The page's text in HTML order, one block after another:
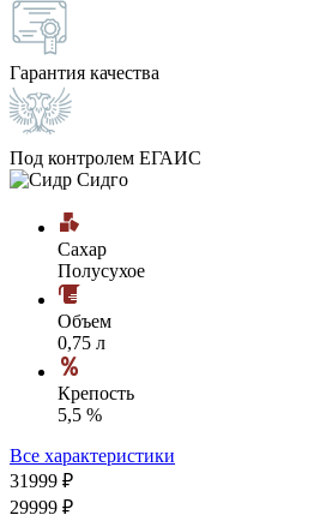
Гарантия качества
Под контролем ЕГАИС
Сахар
Полусухое
Объем
0,75 л
Крепость
5,5 %
Все характеристики
31999 ₽
29999 ₽